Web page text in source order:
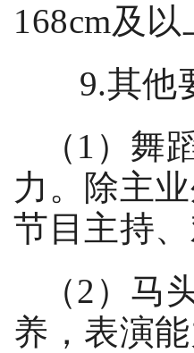
168cm及以
9.其他
（ 1 ） 舞
力。除主
节目主持
（2 ） 马
养，表演